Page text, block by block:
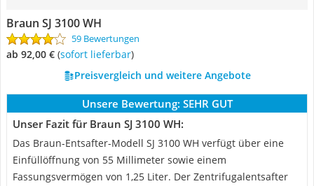
Braun SJ 3100 WH
59 Bewertungen
ab 92,00 € ( Sofort lieferbar)
Preisvergleich und weitere Angebote
Unsere Bewertung: SEHR GUT
Unser Fazit für Braun SJ 3100 WH:
Das Braun-Entsafter-Modell ‎SJ 3100 WH verfügt über eine
Einfüllöffnung von 55 Millimeter sowie einem
Fassungsvermögen von 1,25 Liter. Der Zentrifugalentsafter